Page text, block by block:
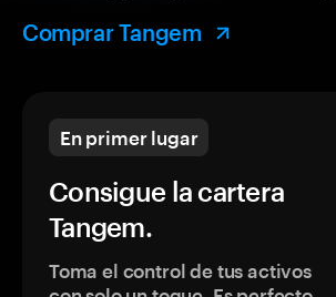
Comprar Tangem
En primer lugar
Consigue la cartera
Tangem.
Toma el control de tus activos